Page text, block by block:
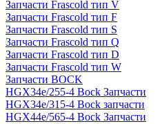
Запчасти Frascold тип V
Запчасти Frascold тип F
Запчасти Frascold тип S
Запчасти Frascold тип Q
Запчасти Frascold тип D
Запчасти Frascold тип W
Запчасти BOCK
HGX34e/255-4 Bock Запчасти
HGX34e/315-4 Bock запчасти
HGX44e/565-4 Bock Запчасти